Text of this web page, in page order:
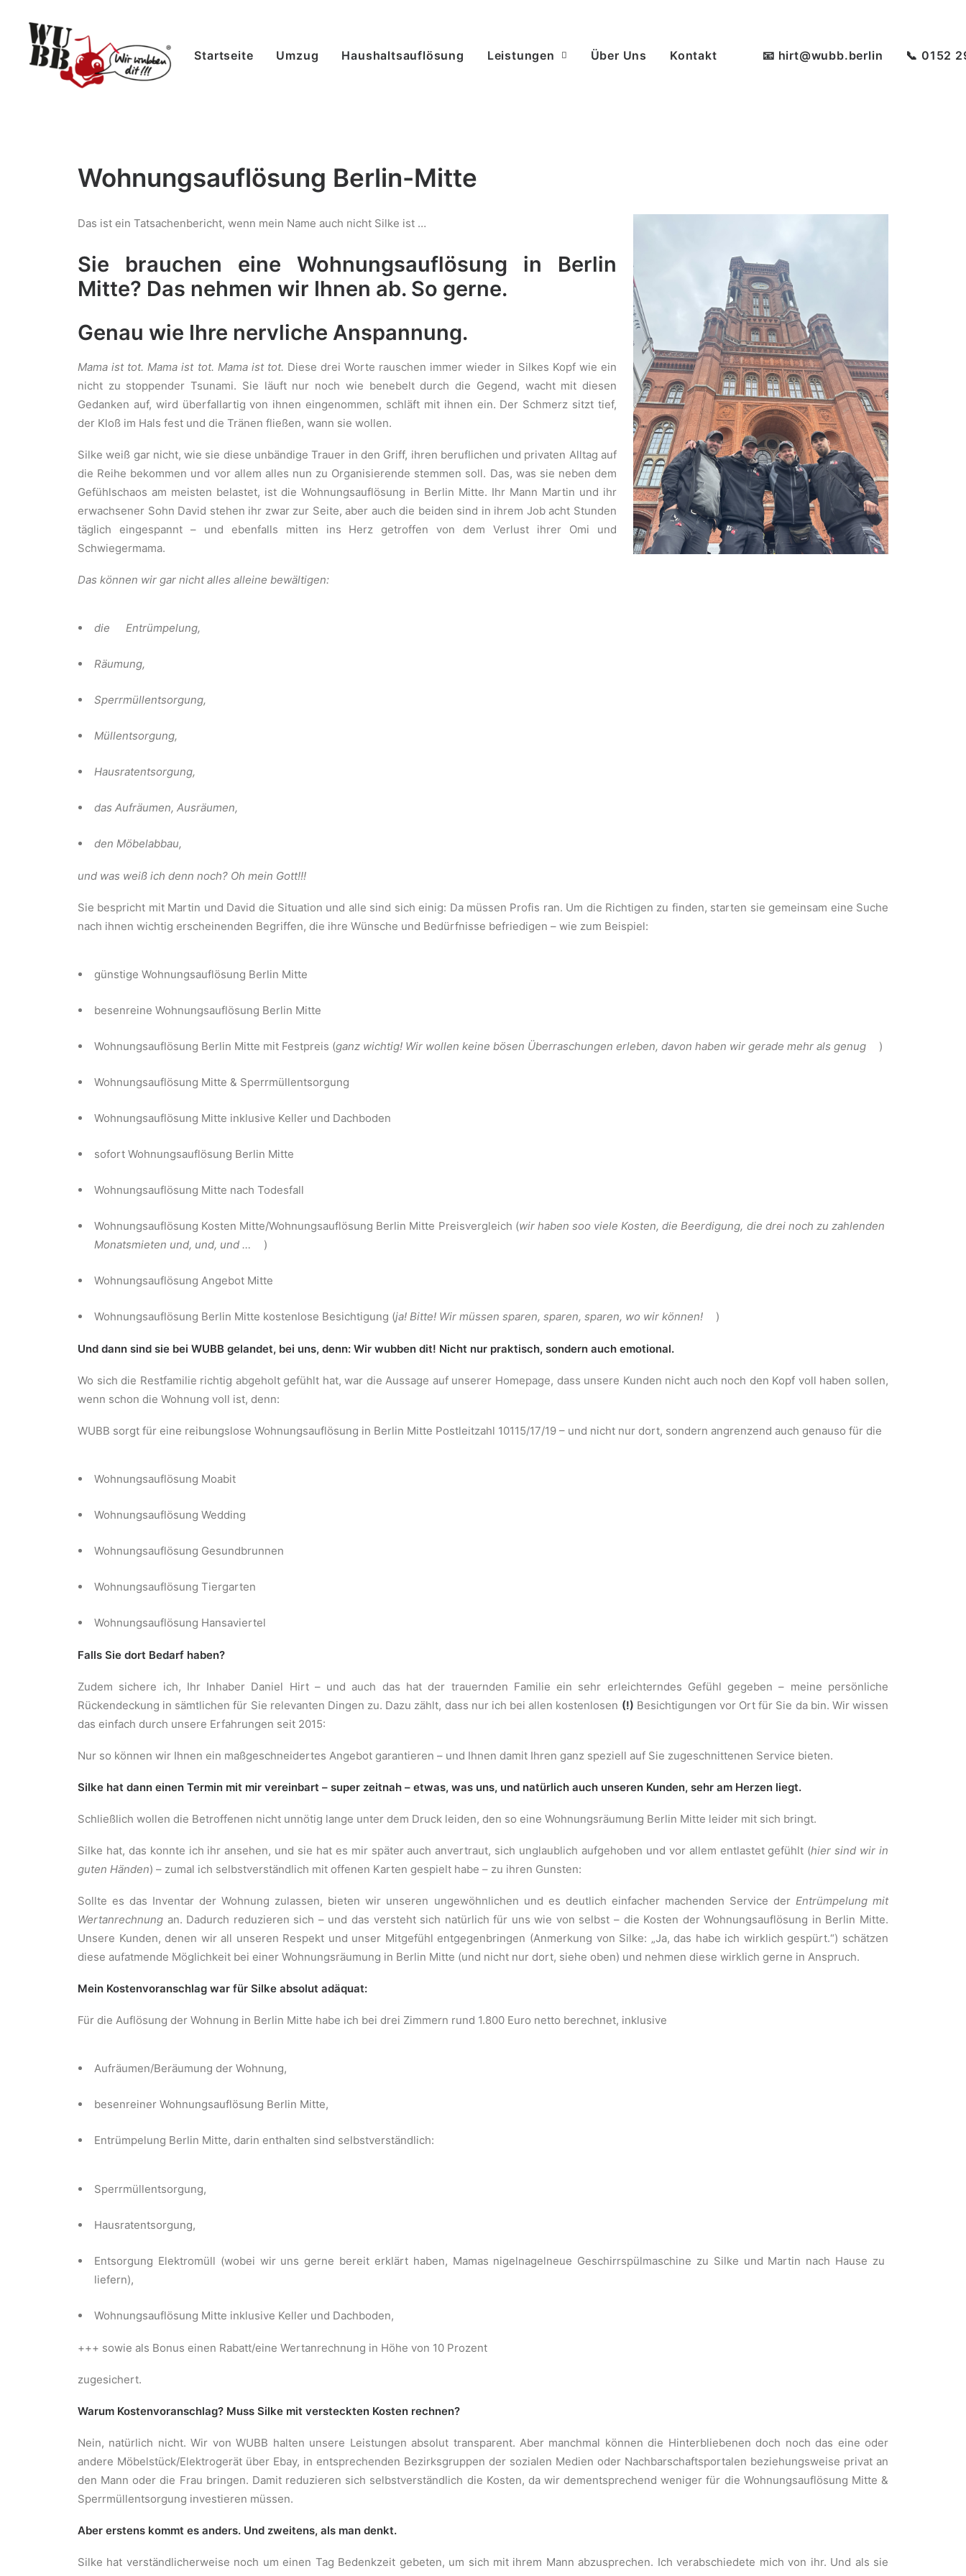
Startseite Umzug Haushaltsauflösung Leistungen Über Uns Kontakt 📧 hirt@wubb.berlin 📞 0152
Wohnungsauflösung Berlin-Mitte
Das ist ein Tatsachenbericht, wenn mein Name auch nicht Silke ist …
Sie brauchen eine Wohnungsauflösung in Berlin
Mitte? Das nehmen wir Ihnen ab. So gerne.
Genau wie Ihre nervliche Anspannung.
Mama ist tot. Mama ist tot. Mama ist tot. Diese drei Worte rauschen immer wieder in Silkes Kopf wie ein
nicht zu stoppender Tsunami. Sie läuft nur noch wie benebelt durch die Gegend, wacht mit diesen
Gedanken auf, wird überfallartig von ihnen eingenommen, schläft mit ihnen ein. Der Schmerz sitzt tief,
der Kloß im Hals fest und die Tränen fließen, wann sie wollen.
Silke weiß gar nicht, wie sie diese unbändige Trauer in den Griff, ihren beruflichen und privaten Alltag auf
die Reihe bekommen und vor allem alles nun zu Organisierende stemmen soll. Das, was sie neben dem
Gefühlschaos am meisten belastet, ist die Wohnungsauflösung in Berlin Mitte. Ihr Mann Martin und ihr
erwachsener Sohn David stehen ihr zwar zur Seite, aber auch die beiden sind in ihrem Job acht Stunden
täglich eingespannt – und ebenfalls mitten ins Herz getroffen von dem Verlust ihrer Omi und
Schwiegermama.
Das können wir gar nicht alles alleine bewältigen:
die Entrümpelung,
Räumung,
Sperrmüllentsorgung,
Müllentsorgung,
Hausratentsorgung,
das Aufräumen, Ausräumen,
den Möbelabbau,
und was weiß ich denn noch? Oh mein Gott!!!
Sie bespricht mit Martin und David die Situation und alle sind sich einig: Da müssen Profis ran. Um die Richtigen zu finden, starten sie gemeinsam eine Suche
nach ihnen wichtig erscheinenden Begriffen, die ihre Wünsche und Bedürfnisse befriedigen – wie zum Beispiel:
günstige Wohnungsauflösung Berlin Mitte
besenreine Wohnungsauflösung Berlin Mitte
Wohnungsauflösung Berlin Mitte mit Festpreis (ganz wichtig! Wir wollen keine bösen Überraschungen erleben, davon haben wir gerade mehr als genug )
Wohnungsauflösung Mitte & Sperrmüllentsorgung
Wohnungsauflösung Mitte inklusive Keller und Dachboden
sofort Wohnungsauflösung Berlin Mitte
Wohnungsauflösung Mitte nach Todesfall
Wohnungsauflösung Kosten Mitte/Wohnungsauflösung Berlin Mitte Preisvergleich (wir haben soo viele Kosten, die Beerdigung, die drei noch zu zahlenden
Monatsmieten und, und, und …
)
Wohnungsauflösung Angebot Mitte
Wohnungsauflösung Berlin Mitte kostenlose Besichtigung (ja! Bitte! Wir müssen sparen, sparen, sparen, wo wir können! )
Und dann sind sie bei WUBB gelandet, bei uns, denn: Wir wubben dit! Nicht nur praktisch, sondern auch emotional.
Wo sich die Restfamilie richtig abgeholt gefühlt hat, war die Aussage auf unserer Homepage, dass unsere Kunden nicht auch noch den Kopf voll haben sollen,
wenn schon die Wohnung voll ist, denn:
WUBB sorgt für eine reibungslose Wohnungsauflösung in Berlin Mitte Postleitzahl 10115/17/19 – und nicht nur dort, sondern angrenzend auch genauso für die
Wohnungsauflösung Moabit
Wohnungsauflösung Wedding
Wohnungsauflösung Gesundbrunnen
Wohnungsauflösung Tiergarten
Wohnungsauflösung Hansaviertel
Falls Sie dort Bedarf haben?
Zudem sichere ich, Ihr Inhaber Daniel Hirt – und auch das hat der trauernden Familie ein sehr erleichterndes Gefühl gegeben – meine persönliche
Rückendeckung in sämtlichen für Sie relevanten Dingen zu. Dazu zählt, dass nur ich bei allen kostenlosen (!) Besichtigungen vor Ort für Sie da bin. Wir wissen
das einfach durch unsere Erfahrungen seit 2015:
Nur so können wir Ihnen ein maßgeschneidertes Angebot garantieren – und Ihnen damit Ihren ganz speziell auf Sie zugeschnittenen Service bieten.
Silke hat dann einen Termin mit mir vereinbart – super zeitnah – etwas, was uns, und natürlich auch unseren Kunden, sehr am Herzen liegt.
Schließlich wollen die Betroffenen nicht unnötig lange unter dem Druck leiden, den so eine Wohnungsräumung Berlin Mitte leider mit sich bringt.
Silke hat, das konnte ich ihr ansehen, und sie hat es mir später auch anvertraut, sich unglaublich aufgehoben und vor allem entlastet gefühlt (hier sind wir in
guten Händen) – zumal ich selbstverständlich mit offenen Karten gespielt habe – zu ihren Gunsten:
Sollte es das Inventar der Wohnung zulassen, bieten wir unseren ungewöhnlichen und es deutlich einfacher machenden Service der Entrümpelung mit
Wertanrechnung an. Dadurch reduzieren sich – und das versteht sich natürlich für uns wie von selbst – die Kosten der Wohnungsauflösung in Berlin Mitte.
Unsere Kunden, denen wir all unseren Respekt und unser Mitgefühl entgegenbringen (Anmerkung von Silke: „Ja, das habe ich wirklich gespürt.“) schätzen
diese aufatmende Möglichkeit bei einer Wohnungsräumung in Berlin Mitte (und nicht nur dort, siehe oben) und nehmen diese wirklich gerne in Anspruch.
Mein Kostenvoranschlag war für Silke absolut adäquat:
Für die Auflösung der Wohnung in Berlin Mitte habe ich bei drei Zimmern rund 1.800 Euro netto berechnet, inklusive
Aufräumen/Beräumung der Wohnung,
besenreiner Wohnungsauflösung Berlin Mitte,
Entrümpelung Berlin Mitte, darin enthalten sind selbstverständlich:
Sperrmüllentsorgung,
Hausratentsorgung,
Entsorgung Elektromüll (wobei wir uns gerne bereit erklärt haben, Mamas nigelnagelneue Geschirrspülmaschine zu Silke und Martin nach Hause zu
liefern),
Wohnungsauflösung Mitte inklusive Keller und Dachboden,
+++ sowie als Bonus einen Rabatt/eine Wertanrechnung in Höhe von 10 Prozent
zugesichert.
Warum Kostenvoranschlag? Muss Silke mit versteckten Kosten rechnen?
Nein, natürlich nicht. Wir von WUBB halten unsere Leistungen absolut transparent. Aber manchmal können die Hinterbliebenen doch noch das eine oder
andere Möbelstück/Elektrogerät über Ebay, in entsprechenden Bezirksgruppen der sozialen Medien oder Nachbarschaftsportalen beziehungsweise privat an
den Mann oder die Frau bringen. Damit reduzieren sich selbstverständlich die Kosten, da wir dementsprechend weniger für die Wohnungsauflösung Mitte &
Sperrmüllentsorgung investieren müssen.
Aber erstens kommt es anders. Und zweitens, als man denkt.
Silke hat verständlicherweise noch um einen Tag Bedenkzeit gebeten, um sich mit ihrem Mann abzusprechen. Ich verabschiedete mich von ihr. Und als sie